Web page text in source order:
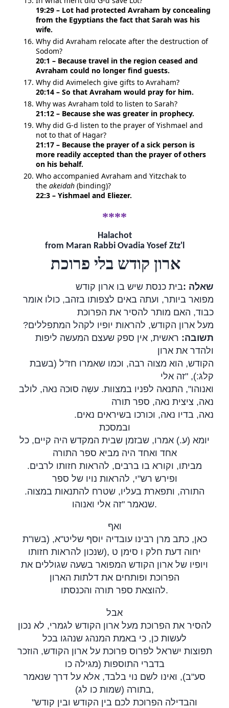
19:29 – Lot had protected Avraham by concealing
from the Egyptians the fact that Sarah was his
wife.
Why did Avraham relocate after the destruction of
Sodom?
20:1 – Because travel in the region ceased and
Avraham could no longer find guests.
Why did Avimelech give gifts to Avraham?
20:14 – So that Avraham would pray for him.
Why was Avraham told to listen to Sarah?
21:12 – Because she was greater in prophecy.
Why did G-d listen to the prayer of Yishmael and
not to that of Hagar?
21:17 – Because the prayer of a sick person is
more readily accepted than the prayer of others
on his behalf.
Who accompanied Avraham and Yitzchak to
the akeidah (binding)?
22:3 – Yishmael and Eliezer.
****
Halachot
from Maran Rabbi Ovadia Yosef Ztz'l
ארון קודש בלי פרוכת
שאלה :בית כנסת שיש בו ארון קודש
מפואר ביותר, ועתה באים לצפותו בזהב, כולו אומר
כבוד, האם מותר להסיר את הפרוכת
מעל ארון הקודש, להראות יופיו לקהל המתפללים?
תשובה: ראשית, אין ספק שעצם המעשה ליפות
ולהדר את ארון
הקודש, הוא מצוה רבה, וכמו שאמרו חז"ל (בשבת
קלג:), "זה אלי
ואנוהו", התנאה לפניו במצוות. עשֵה סוכה נאה, לולב
נאה, ציצית נאה, ספר תורה
נאה, בדיו נאה, וכורכו בשיראים נאים.
ובמסכת
יומא (ע.) אמרו, שבזמן שבית המקדש היה קיים, כל
אחד ואחד היה מביא ספר התורה
מביתו, וקורא בו ברבים, להראות חזותו לרבים.
ופירש רש"י, להראות נויו של ספר
התורה, ותפארת בעליו, שטרח להתנאות במצוה.
שנאמר "זה אלי ואנוהו.
ואף
כאן, כתב מרן רבינו עובדיה יוסף שליט"א, (בשו"ת
יחוה דעת חלק ו סימן ט ),שנכון להראות חזותו
ויופיו של ארון הקודש המפואר בשעה שגוללים את
הפרוכת ופותחים את דלתות הארון
להוצאת ספר תורה והכנסתו.
אבל
להסיר את הפרוכת מעל ארון הקודש לגמרי, לא נכון
לעשות כן, כי באמת המנהג שנהגו בכל
תפוצות ישראל לפרוס פרוכת על ארון הקודש, הוזכר
בדברי התוספות (מגילה כו
סע"ב), ואינו לשם נוי בלבד, אלא על דרך שנאמר
בתורה (שמות כו לג),
"והבדילה הפרוכת לכם בין הקודש ובין קודש